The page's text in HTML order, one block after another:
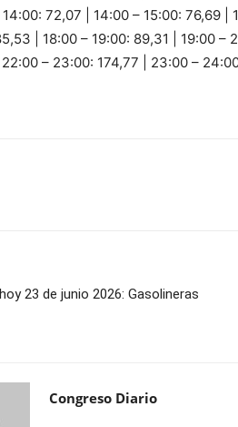
72,07 | 14:00 – 15:00: 76,69 |
| 18:00 – 19:00: 89,31 | 19:00 –
– 23:00: 174,77 | 23:00 –
23 de junio 2026: Gasolineras
Congreso Diario